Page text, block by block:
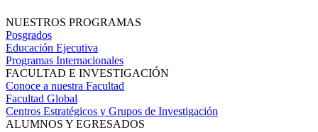
NUESTROS PROGRAMAS
Posgrados
Educación Ejecutiva
Programas Internacionales
FACULTAD E INVESTIGACIÓN
Conoce a nuestra Facultad
Facultad Global
Centros Estratégicos y Grupos de Investigación
ALUMNOS Y EGRESADOS